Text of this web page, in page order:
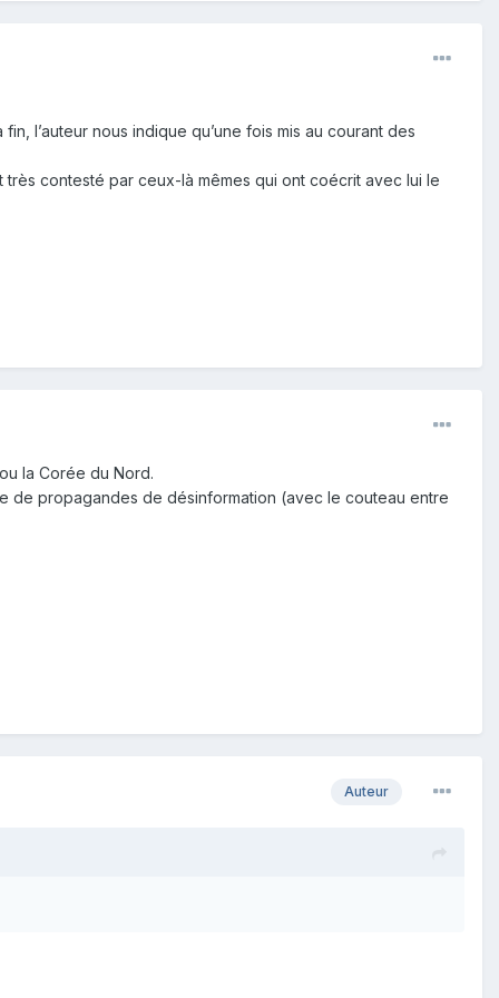
l’auteur nous indique qu’une fois mis au courant des
contesté par ceux-là mêmes qui ont coécrit avec lui le
la Corée du Nord.
de propagandes de désinformation (avec le couteau entre
Auteur